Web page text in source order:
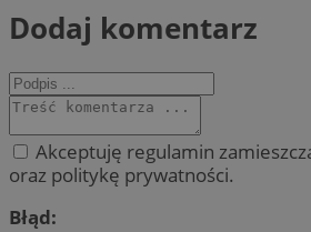
Dodaj komentarz
Akceptuję regulamin
oraz politykę prywatności.
Błąd: